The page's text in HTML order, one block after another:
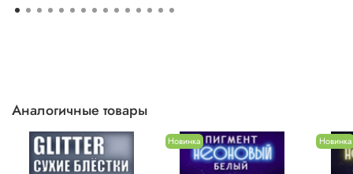
Аналогичные товары
Новинка Новинка